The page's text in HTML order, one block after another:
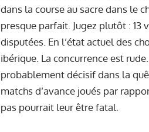
dans la course au sacre dans le
presque parfait. Jugez plutôt : 13
disputées. En l’état actuel des
ibérique. La concurrence est
probablement décisif dans la
matchs d’avance joués par
pas pourrait leur être fatal.